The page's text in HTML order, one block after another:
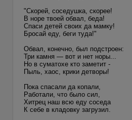
"Скорей, соседушка, скорее!
В норе твоей обвал, беда!
Спаси детей своих да мамку!
Бросай еду, беги туда!"
Обвал, конечно, был подстроен:
Три камня — вот и нет норы...
Но в суматохе кто заметит -
Пыль, хаос, крики детворы!
Пока спасали да копали,
Работали, что было сил,
Хитрец наш всю еду соседа
К себе в кладовку загрузил.